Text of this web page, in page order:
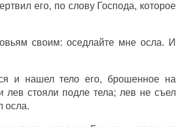
его, по слову Господа, которое
своим:оседлайте мнеосла. И
и нашел тело его, брошенное на
лев стояли подле тела; лев несъел
осла.